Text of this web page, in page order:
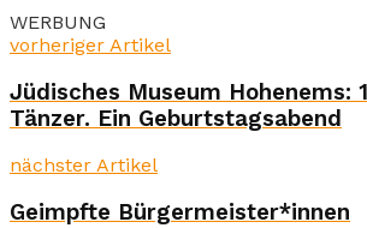
WERBUNG
vorheriger Artikel
Jüdisches Museum Hohenems:
Tänzer. Ein Geburtstagsabend
nächster Artikel
Geimpfte Bürgermeister*innen